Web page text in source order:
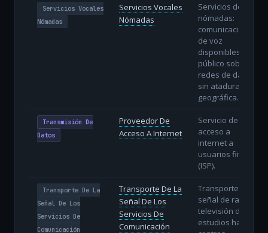
Servicios Vocales
Nómadas
Servicios Vocales
Nómadas
Servicios de voz
nómadas:
comunicaciones
de voz
disponibles al
público sobre
redes de datos
sin atadura
geográfica.
Transmisión De
Datos
Proveedor De
Acceso A Internet
Servicio de
acceso a
internet a
usuarios finales
(ISP).
Transporte De La
Señal De Los
Servicios De
Comunicación
Transporte De La
Señal De Los
Servicios De
Comunicación
Transporte de la
señal de radio y
televisión desde
estudios hasta